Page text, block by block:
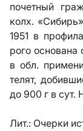
почетный
колх.
1951 в
рого
в обл.
телят,
до 900 г в
Лит.: Очерки